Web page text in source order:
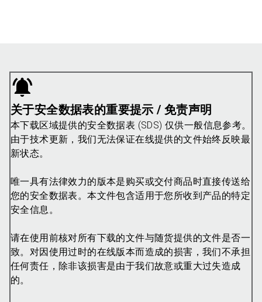
关于安全数据表的重要提示 / 免责声明
本下载区域提供的安全数据表 (SDS) 仅供一般信息参考。
由于技术更新，我们无法保证在线提供的文件始终反映最
新状态。
唯一具有法律效力的版本是购买或交付商品时直接传送给
您的安全数据表。本文件包含适用于您所收到产品的特定
安全信息。
请在使用前核对所有下载的文件与随货提供的文件是否一
致。对因使用过时的在线版本而造成的损害，我们不承担
任何责任，除非该损害是由于我们故意或重大过失造成
的。